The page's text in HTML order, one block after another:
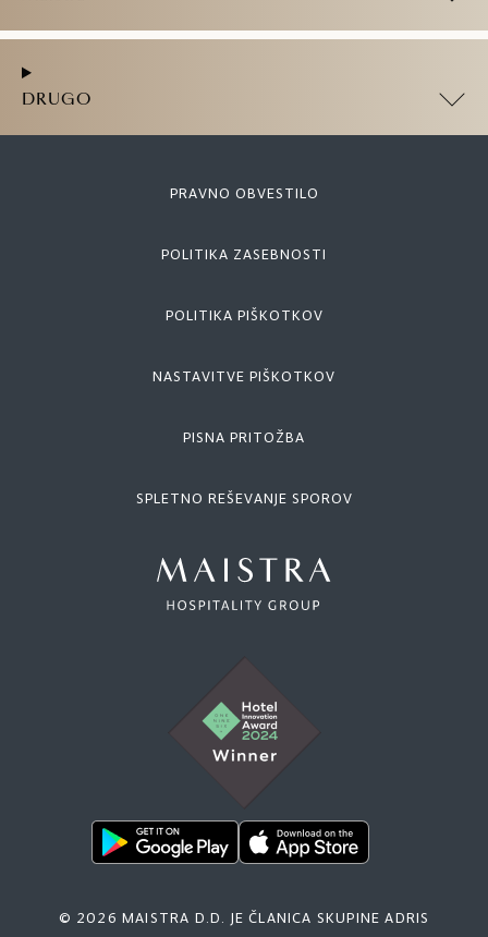
DRUGO
PRAVNO OBVESTILO
POLITIKA ZASEBNOSTI
POLITIKA PIŠKOTKOV
NASTAVITVE PIŠKOTKOV
PISNA PRITOŽBA
SPLETNO REŠEVANJE SPOROV
© 2026 MAISTRA D.D. JE ČLANICA SKUPINE ADRIS